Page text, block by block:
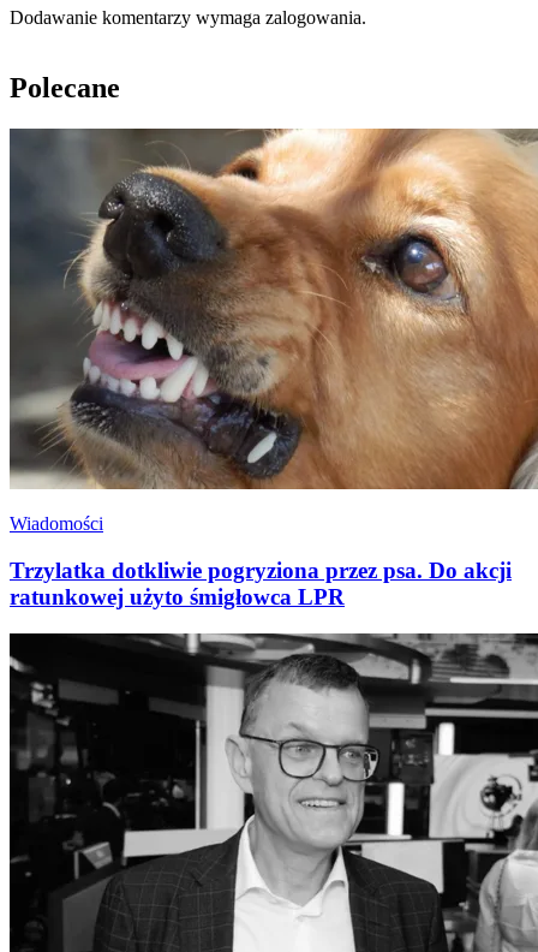
Dodawanie komentarzy wymaga zalogowania.
Polecane
Wiadomości
Trzylatka dotkliwie pogryziona przez psa. Do akcji
ratunkowej użyto śmigłowca LPR